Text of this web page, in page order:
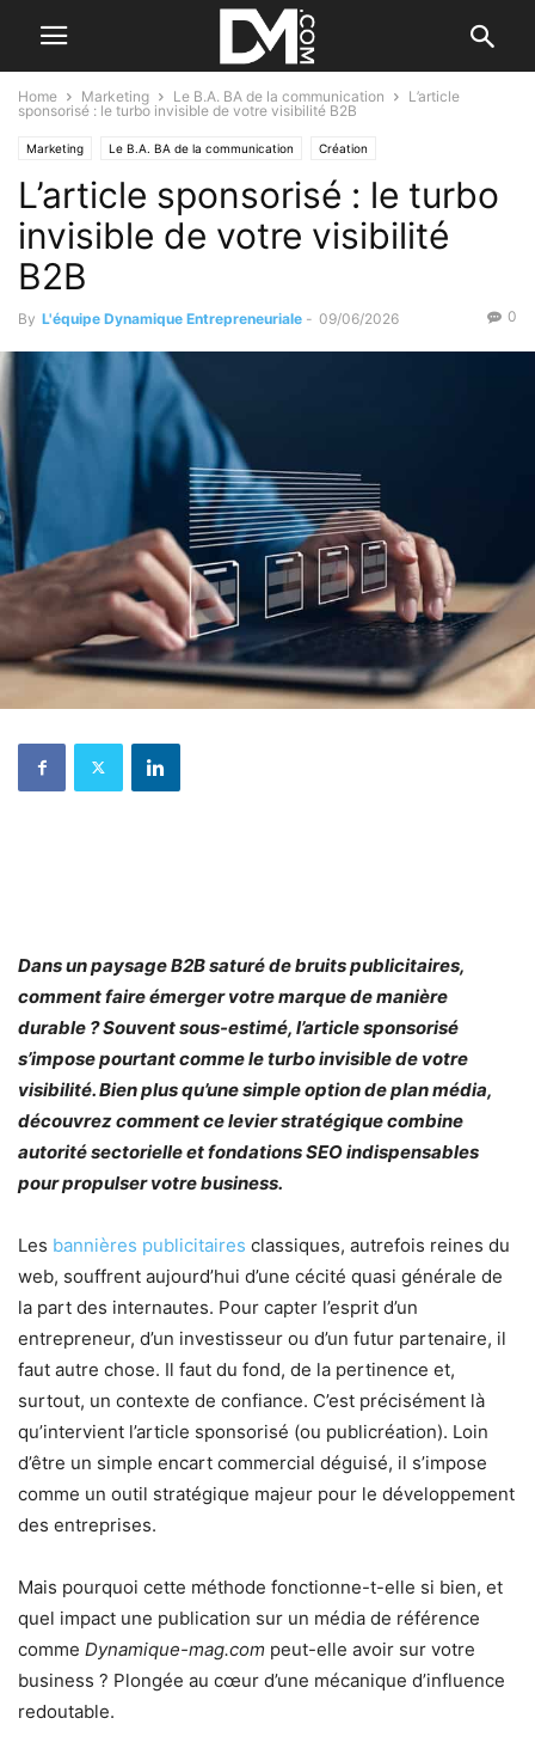
Home Marketing Le B.A. BA de la communication
L’article
sponsorisé : le turbo invisible de votre visibilité B2B
Marketing Le B.A. BA de la communication Création
Par qui se faire aider ?
L’article sponsorisé : le turbo
invisible de votre visibilité
B2B
By L'équipe Dynamique Entrepreneuriale - 09/06/2026 0
Dans un paysage B2B saturé de bruits publicitaires,
comment faire émerger votre marque de manière
durable ? Souvent sous-estimé, l’article sponsorisé
s’impose pourtant comme le turbo invisible de votre
visibilité. Bien plus qu’une simple option de plan média,
découvrez comment ce levier stratégique combine
autorité sectorielle et fondations SEO indispensables
pour propulser votre business.
Les bannières publicitaires classiques, autrefois reines du
web, souffrent aujourd’hui d’une cécité quasi générale de
la part des internautes. Pour capter l’esprit d’un
entrepreneur, d’un investisseur ou d’un futur partenaire, il
faut autre chose. Il faut du fond, de la pertinence et,
surtout, un contexte de confiance. C’est précisément là
qu’intervient l’article sponsorisé (ou publicréation). Loin
d’être un simple encart commercial déguisé, il s’impose
comme un outil stratégique majeur pour le développement
des entreprises.
Mais pourquoi cette méthode fonctionne-t-elle si bien, et
quel impact une publication sur un média de référence
comme Dynamique-mag.com peut-elle avoir sur votre
business ? Plongée au cœur d’une mécanique d’influence
redoutable.